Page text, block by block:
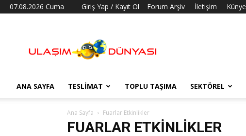
07.08.2026 Cuma Giriş Yap / Kayıt Ol Forum Arşiv İletişim Künye
Dünyası
ANA SAYFA TESLIMAT TOPLU TAŞIMA SEKTÖREL
Ana Sayfa Fuarlar Etkinlikler
FUARLAR ETKINLIKLER